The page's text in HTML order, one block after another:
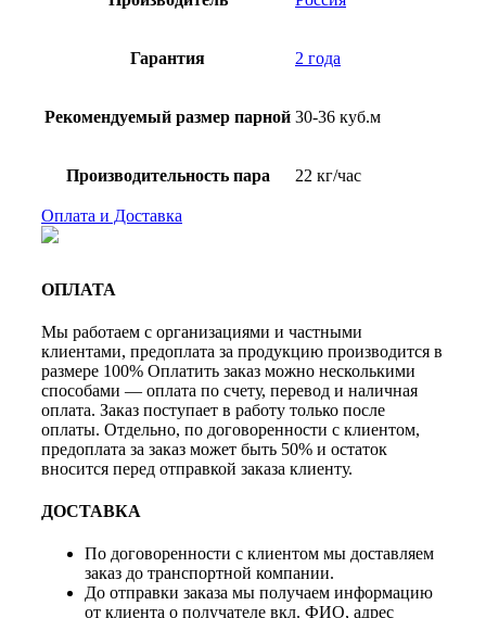
Гарантия 2 года
Рекомендуемый размер парной 30-36 куб.м
Производительность пара 22 кг/час
Оплата и Доставка
ОПЛАТА
Мы работаем с организациями и частными
клиентами, предоплата за продукцию производится в
размере 100% Оплатить заказ можно несколькими
способами — оплата по счету, перевод и наличная
оплата. Заказ поступает в работу только после
оплаты. Отдельно, по договоренности с клиентом,
предоплата за заказ может быть 50% и остаток
вносится перед отправкой заказа клиенту.
ДОСТАВКА
По договоренности с клиентом мы доставляем
заказ до транспортной компании.
До отправки заказа мы получаем информацию
от клиента о получателе вкл. ФИО, адрес